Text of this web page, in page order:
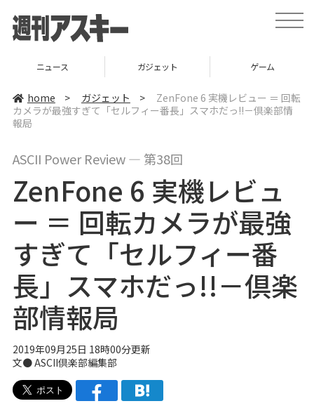
t
o
a
v
i
ニュース ガジェット ゲーム
home > ガジェット >
ZenFone 6 実機レビュー ＝ 回転
カメラが最強すぎて「セルフィー番長」スマホだっ!!－倶楽部情
報局
ASCII Power Review ― 第38回
ZenFone 6 実機レビュ
ー ＝ 回転カメラが最強
すぎて「セルフィー番
長」スマホだっ!!－倶楽
部情報局
2019年09月25日 18時00分更新
文● ASCII倶楽部編集部